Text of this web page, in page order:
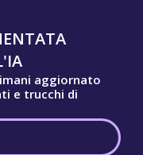
aggiornato
e trucchi di